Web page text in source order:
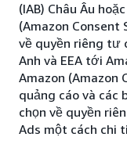
(IAB) Châu Âu
(Amazon Consent
về quyền riêng tư
Anh và EEA tới
Amazon (Amazon
quảng cáo và các
chọn về quyền
Ads một cách chi